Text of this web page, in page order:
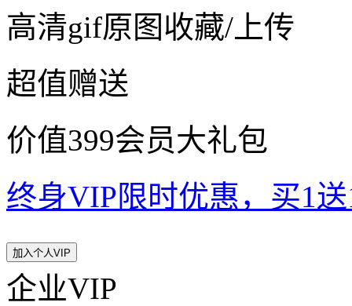
高清gif原图收藏/上传
超值赠送
价值399会员大礼包
终身VIP限时优惠，买1
加入个人VIP
企业VIP